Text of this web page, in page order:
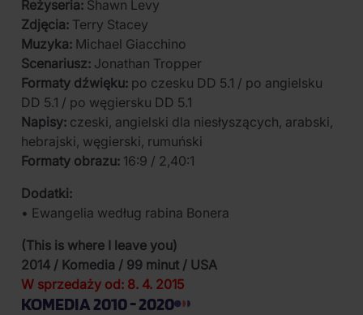
Reżyseria: Shawn Levy
Zdjęcia: Terry Stacey
Muzyka: Michael Giacchino
Scenariusz: Jonathan Tropper
Formaty dźwięku: po czesku DD 5.1 / po angielsku
DD 5.1 / po węgiersku DD 5.1
Napisy: czeski, angielski dla niesłyszących, arabski,
hebrajski, węgierski, rumuński
Formaty obrazu: 16:9 / 2,40:1
Dodatki:
• Ewangelia według rabina Bonera
(This is where I leave you)
2014 / Komedia / 99 minut / USA
W sprzedaży od: 8. 4. 2015
KOMEDIA 2010 - 2020